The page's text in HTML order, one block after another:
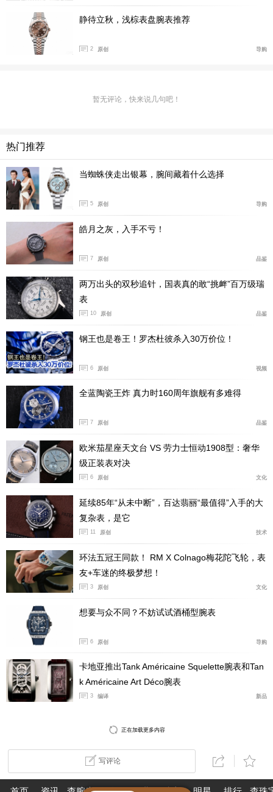
劳力士代言人贾樟柯与李娜亲临现场，分享各自与蚝
式腕表的独特渊源，共同致敬品牌对卓越的不懈追求。夜
幕降临之际，劳力士品牌代表与代言人邀全场宾客共同举
杯，庆祝这一非凡时刻。
活动当晚，黄浦江畔上演了一场融合无人机编队与建
筑投影的光影演绎，以夜空为幕、以城市为景，徐徐展开
蚝式腕表跨越百年的传奇篇章。
自1926年首枚蚝式腕表诞生起，这一历程便不断书写
制表史上的重要篇章：从梅赛迪丝·吉莉丝（Mercedes Gl
静待立秋，浅棕表盘腕表推荐
2 原创 导购
暂无评论，快来说几句吧！
热门推荐
当蜘蛛侠走出银幕，腕间藏着什么选择
5 原创 导购
皓月之灰，入手不亏！
7 原创 品鉴
两万出头的双秒追针，国表真的敢“挑衅”百万级瑞
表
10 原创 品鉴
钢王也是卷王！罗杰杜彼杀入30万价位！
6 原创 视频
全蓝陶瓷王炸 真力时160周年旗舰有多难得
7 原创 品鉴
欧米茄星座天文台 VS 劳力士恒动1908型：奢华
级正装表对决
6 原创 文化
延续85年“从未中断”，百达翡丽“最值得”入手的大
复杂表，是它
11 原创 技术
环法五冠王同款！ RM X Colnago梅花陀飞轮，表
友+车迷的终极梦想！
3 原创 文化
想要与众不同？不妨试试酒桶型腕表
6 原创 导购
卡地亚推出Tank Américaine Squelette腕表和Tan
k Américaine Art Déco腕表
3 编译 新品
正在加载更多内容
写评论